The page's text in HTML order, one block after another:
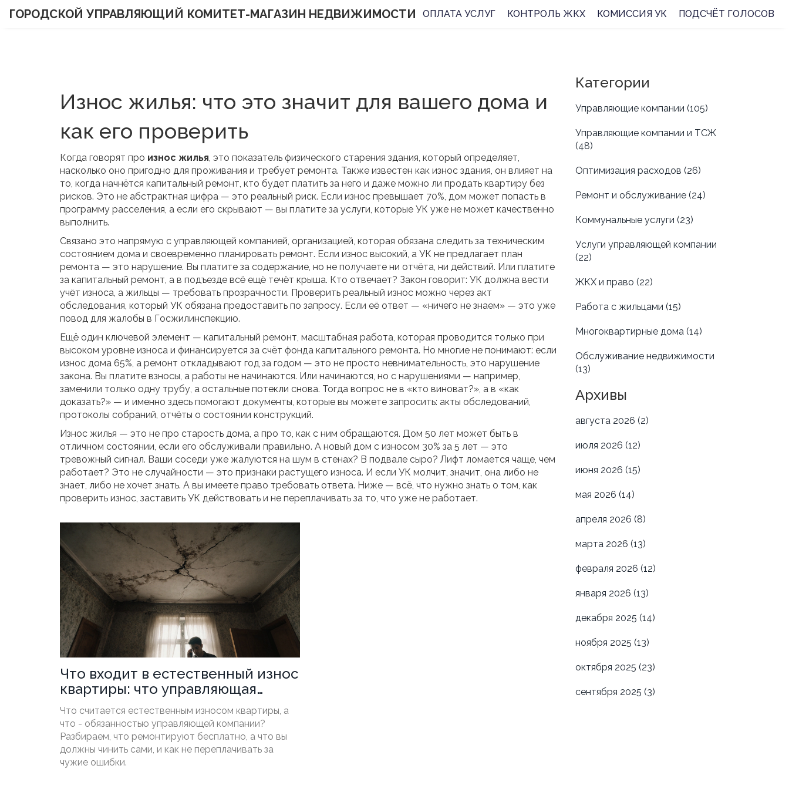
ГОРОДСКОЙ УПРАВЛЯЮЩИЙ КОМИТЕТ-МАГАЗИН НЕДВИЖИМОСТИ ОПЛАТА УСЛУГ КОНТРОЛЬ ЖКХ КОМИССИЯ УК ПОДСЧЁТ ГОЛОСОВ
Износ жилья: что это значит для вашего дома и
как его проверить
Когда говорят про износ жилья, это показатель физического старения здания, который определяет,
насколько оно пригодно для проживания и требует ремонта. Также известен как износ здания, он влияет на
то, когда начнётся капитальный ремонт, кто будет платить за него и даже можно ли продать квартиру без
рисков. Это не абстрактная цифра — это реальный риск. Если износ превышает 70%, дом может попасть в
программу расселения, а если его скрывают — вы платите за услуги, которые УК уже не может качественно
выполнить.
Связано это напрямую с управляющей компанией, организацией, которая обязана следить за техническим
состоянием дома и своевременно планировать ремонт. Если износ высокий, а УК не предлагает план
ремонта — это нарушение. Вы платите за содержание, но не получаете ни отчёта, ни действий. Или платите
за капитальный ремонт, а в подъезде всё ещё течёт крыша. Кто отвечает? Закон говорит: УК должна вести
учёт износа, а жильцы — требовать прозрачности. Проверить реальный износ можно через акт
обследования, который УК обязана предоставить по запросу. Если её ответ — «ничего не знаем» — это уже
повод для жалобы в Госжилинспекцию.
Ещё один ключевой элемент — капитальный ремонт, масштабная работа, которая проводится только при
высоком уровне износа и финансируется за счёт фонда капитального ремонта. Но многие не понимают: если
износ дома 65%, а ремонт откладывают год за годом — это не просто невнимательность, это нарушение
закона. Вы платите взносы, а работы не начинаются. Или начинаются, но с нарушениями — например,
заменили только одну трубу, а остальные потекли снова. Тогда вопрос не в «кто виноват?», а в «как
доказать?» — и именно здесь помогают документы, которые вы можете запросить: акты обследований,
протоколы собраний, отчёты о состоянии конструкций.
Износ жилья — это не про старость дома, а про то, как с ним обращаются. Дом 50 лет может быть в
отличном состоянии, если его обслуживали правильно. А новый дом с износом 30% за 5 лет — это
тревожный сигнал. Ваши соседи уже жалуются на шум в стенах? В подвале сыро? Лифт ломается чаще, чем
работает? Это не случайности — это признаки растущего износа. И если УК молчит, значит, она либо не
знает, либо не хочет знать. А вы имеете право требовать ответа. Ниже — всё, что нужно знать о том, как
проверить износ, заставить УК действовать и не переплачивать за то, что уже не работает.
Что входит в естественный износ
квартиры: что управляющая
компания ремонтирует
бесплатно, а что - за ваш счет
Что считается естественным износом квартиры, а
что - обязанностью управляющей компании?
Разбираем, что ремонтируют бесплатно, а что вы
должны чинить сами, и как не переплачивать за
чужие ошибки.
Категории
Управляющие компании (105)
Управляющие компании и ТСЖ
(48)
Оптимизация расходов (26)
Ремонт и обслуживание (24)
Коммунальные услуги (23)
Услуги управляющей компании
(22)
ЖКХ и право (22)
Работа с жильцами (15)
Многоквартирные дома (14)
Обслуживание недвижимости
(13)
Архивы
августа 2026 (2)
июля 2026 (12)
июня 2026 (15)
мая 2026 (14)
апреля 2026 (8)
марта 2026 (13)
февраля 2026 (12)
января 2026 (13)
декабря 2025 (14)
ноября 2025 (13)
октября 2025 (23)
сентября 2025 (3)